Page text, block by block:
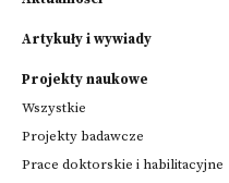
Artykuły i wywiady
Projekty naukowe
Wszystkie
Projekty badawcze
Prace doktorskie i habilitacyjne